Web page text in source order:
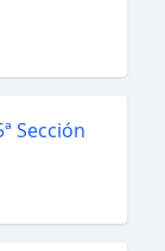
Sección